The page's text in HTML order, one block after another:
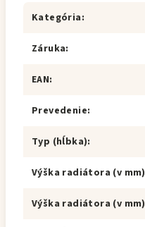
Kategória:
Záruka:
EAN:
Prevedenie:
Typ (hĺbka):
Výška radiátora (v mm)
Výška radiátora (v mm)